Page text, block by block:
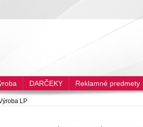
LP
DARČEKY Reklamné predmety